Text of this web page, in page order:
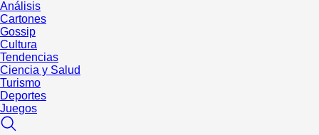
Análisis
Cartones
Gossip
Cultura
Tendencias
Ciencia y Salud
Turismo
Deportes
Juegos